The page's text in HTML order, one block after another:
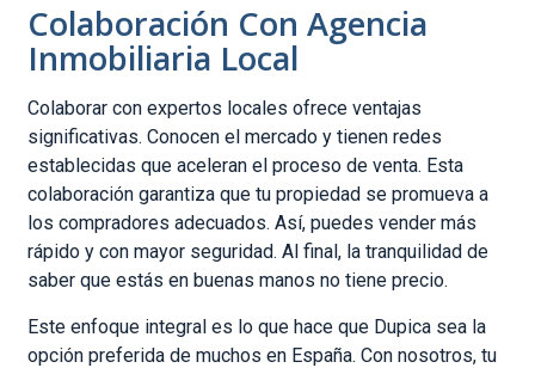
Colaboración Con Agencia
Inmobiliaria Local
Colaborar con expertos locales ofrece ventajas
significativas. Conocen el mercado y tienen redes
establecidas que aceleran el proceso de venta. Esta
colaboración garantiza que tu propiedad se promueva a
los compradores adecuados. Así, puedes vender más
rápido y con mayor seguridad. Al final, la tranquilidad de
saber que estás en buenas manos no tiene precio.
Este enfoque integral es lo que hace que Dupica sea la
opción preferida de muchos en España. Con nosotros, tu